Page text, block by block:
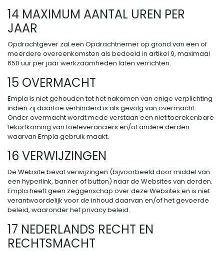
14 MAXIMUM AANTAL UREN PER
JAAR
Opdrachtgever zal een Opdrachtnemer op grond van een of
meerdere overeenkomsten als bedoeld in artikel 9, maximaal
650 uur per jaar werkzaamheden laten verrichten.
15 OVERMACHT
Empla is niet gehouden tot het nakomen van enige verplichting
indien zij daartoe verhinderd is als gevolg van overmacht.
Onder overmacht wordt mede verstaan een niet toerekenbare
tekortkoming van toeleveranciers en/of andere derden
waarvan Empla gebruik maakt.
16 VERWIJZINGEN
De Website bevat verwijzingen (bijvoorbeeld door middel van
een hyperlink, banner of button) naar de Websites van derden.
Empla heeft geen zeggenschap over deze Websites en is niet
verantwoordelijk voor de inhoud daarvan en/of het gevoerde
beleid, waaronder het privacy beleid.
17 NEDERLANDS RECHT EN
RECHTSMACHT